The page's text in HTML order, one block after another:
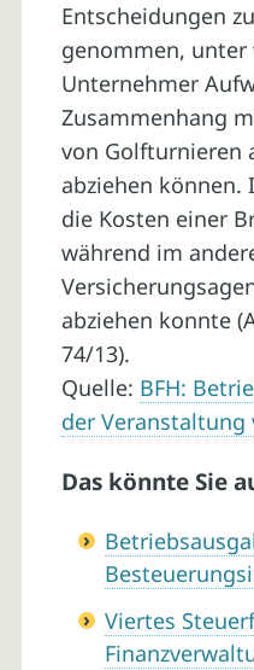
Entscheidungen
genommen, unter
Unternehmer
Zusammenhang
von Golfturnieren
abziehen können.
die Kosten einer
während im
abziehen konnte
74/13).
Quelle: BFH:
der
Das könnte Sie
Viertes